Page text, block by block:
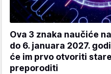
Ova 3 znaka naučiće
do 6. januara 2027.
će im prvo otvoriti
preporoditi